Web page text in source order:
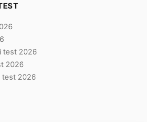
test 2026
2026
test 2026